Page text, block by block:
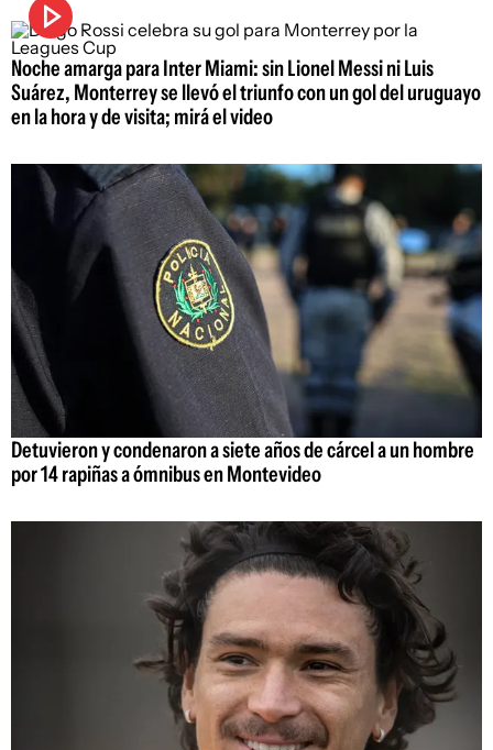
Noche amarga para Inter Miami: sin Lionel Messi ni Luis
Suárez, Monterrey se llevó el triunfo con un gol del uruguayo
en la hora y de visita; mirá el video
Detuvieron y condenaron a siete años de cárcel a un hombre
por 14 rapiñas a ómnibus en Montevideo